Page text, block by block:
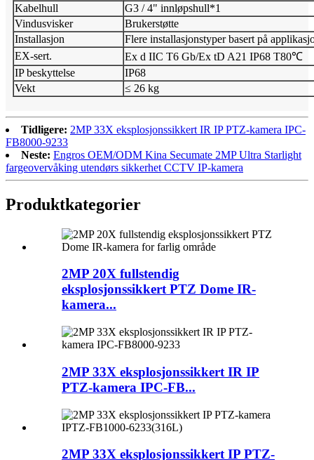
Kabelhull
G3 / 4" innløpshull*1
Vindusvisker
Brukerstøtte
Installasjon
Flere installasjonstyper basert på
EX-sert.
Ex d IIC T6 Gb/Ex tD A21 IP68 T80℃
IP beskyttelse
IP68
Vekt
≤ 26 kg
Tidligere: 2MP 33X eksplosjonssikkert IR IP PTZ-kamera IPC-
FB8000-9233
Neste: Engros OEM/ODM Kina Secumate 2MP Ultra Starlight
fargeovervåking utendørs sikkerhet CCTV IP-kamera
Produktkategorier
2MP 20X fullstendig
eksplosjonssikkert PTZ Dome IR-
kamera...
2MP 33X eksplosjonssikkert IR IP
PTZ-kamera IPC-FB...
2MP 33X eksplosjonssikkert IP PTZ-